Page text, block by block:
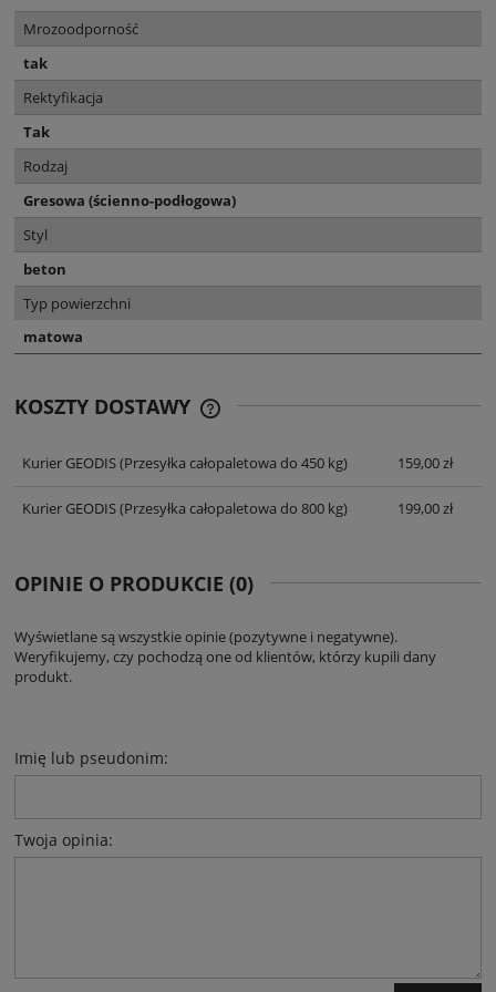
Mrozoodporność
tak
Rektyfikacja
Tak
Rodzaj
Gresowa (ścienno-podłogowa)
Styl
beton
Typ powierzchni
matowa
KOSZTY DOSTAWY
Kurier GEODIS(Przesyłka całopaletowa do 450 kg) 159,00 zł
Kurier GEODIS(Przesyłka całopaletowa do 800 kg) 199,00 zł
OPINIE O PRODUKCIE (0)
Wyświetlane są wszystkie opinie (pozytywne i negatywne).
Weryfikujemy, czy pochodzą one od klientów, którzy kupili dany
produkt.
Imię lub pseudonim:
Twoja opinia: